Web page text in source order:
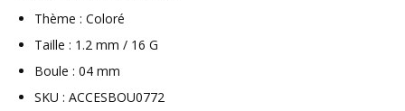
Thème : Coloré
Taille : 1.2 mm / 16 G
Boule : 04 mm
SKU : ACCESBOU0772